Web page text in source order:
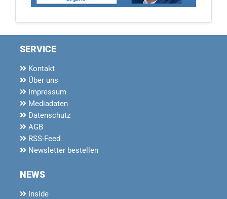
SERVICE
Kontakt
Über uns
Impressum
Mediadaten
Datenschutz
AGB
RSS-Feed
Newsletter bestellen
NEWS
Inside